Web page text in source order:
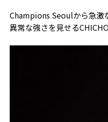
Champions Seoulから急激
異常な強さを見せる